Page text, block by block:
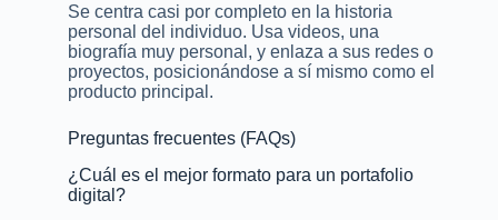
Se centra casi por completo en la historia
personal del individuo. Usa videos, una
biografía muy personal, y enlaza a sus redes o
proyectos, posicionándose a sí mismo como el
producto principal.
Preguntas frecuentes (FAQs)
¿Cuál es el mejor formato para un portafolio
digital?